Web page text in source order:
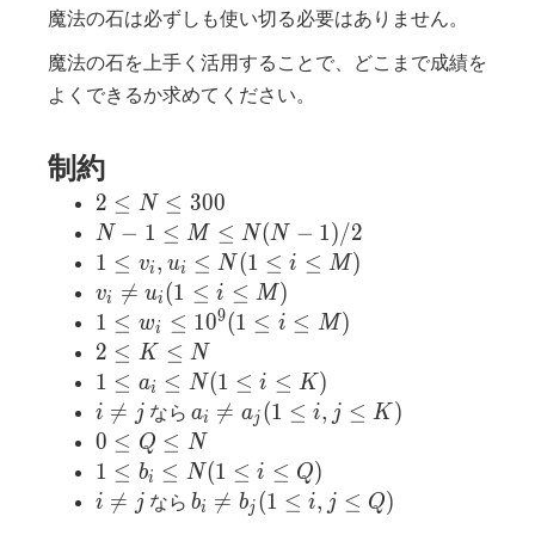
魔法の石は必ずしも使い切る必要はありません。
魔法の石を上手く活用することで、どこまで成績を
よくできるか求めてください。
制約
2
\leq
N
\leq
300
2 ≤ N ≤ 300
N-1
\leq
M
\leq
N(N-
1)/2
N − 1 ≤ M ≤ N(N − 1)/2
1 \leq
v_i,u_i
\leq
N(1
\leq i
\leq
M)
1 ≤ vi , ui ≤ N (1 ≤ i ≤ M )
v_i \neq
u_i(1\leq
i \leq M)
vi 
= ui (1 ≤ i ≤ M )
1 \leq
w_i
\leq
10^9(1
\leq i
\leq
M)
1 ≤ wi ≤ 109(1 ≤ i ≤ M)
2
\leq
K
\leq
N
2 ≤ K ≤ N
1
\leq
a_i
\leq
N(1
\leq
1 ≤ ai ≤ N(1 ≤ i ≤ K )
i
\neq
j
i 
= j なら a_i
\neq
a_j(1
\leq
i,j
ai 
= aj (1 ≤ i, j ≤ K )
0
\leq
Q
0 ≤ Q ≤ N
1
\leq
1 ≤ bi ≤ N(1 ≤ i ≤ Q)
i
i 
= j なら b_i
bi 
= bj (1 ≤ i, j ≤ Q)